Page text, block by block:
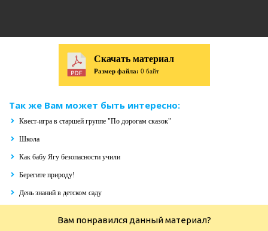
Скачать материал
Размер файла: 0 байт
Так же Вам может быть интересно:
Квест-игра в старшей группе "По дорогам сказок"
Школа
Как бабу Ягу безопасности учили
Берегите природу!
День знаний в детском саду
Вам понравился данный материал?